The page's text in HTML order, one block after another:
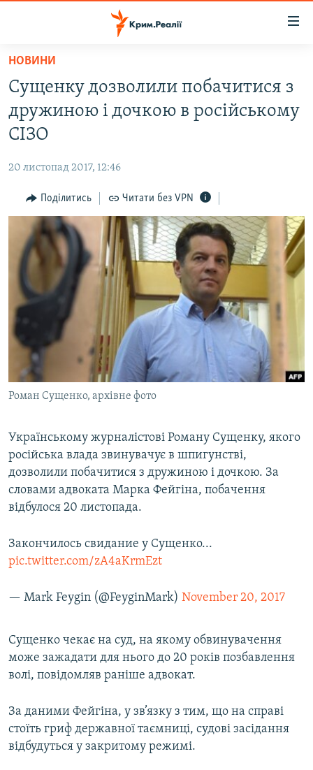
Перейти
основного
матеріалу
Перейти
до
основної
Перейти
до
пошуку
ВОДА.КРИМ
ВІДЕО ТА ФОТО
БЛОГИ
ПОГЛЯД
ІНТЕРВ'Ю
ВСЕ ЗА ДЕНЬ
СПЕЦПРОЕКТИ
ДЕПОРТАЦІЯ
ВІДЕОУРОКИ «ELIFBE»
СВІДЧЕННЯ ОКУПАЦІЇ
УКРАЇНСЬКА ПРОБЛЕМА КРИМУ
ІНФОГРАФІКА
ЯК ОБІЙТИ БЛОКУВАННЯ
Русский
Qırımtatar
ДОЛУЧАЙСЯ!
Усі сайти RFE/RL
НОВИНИ
Сущенку дозволили побачитися з
дружиною і дочкою в російському
СІЗО
20 листопад 2017, 12:46
Поділитись Читати без VPN
Роман Сущенко, архівне фото
Українському журналістові Роману Сущенку, якого
російська влада звинувачує в шпигунстві,
дозволили побачитися з дружиною і дочкою. За
словами адвоката Марка Фейгіна, побачення
відбулося 20 листопада.
Закончилось свидание у Сущенко...
pic.twitter.com/zA4aKrmEzt
— Mark Feygin (@FeyginMark) November 20, 2017
Сущенко чекає на суд, на якому обвинувачення
може зажадати для нього до 20 років позбавлення
волі, повідомляв раніше адвокат.
За даними Фейгіна, у зв’язку з тим, що на справі
стоїть гриф державної таємниці, судові засідання
відбудуться у закритому режимі.